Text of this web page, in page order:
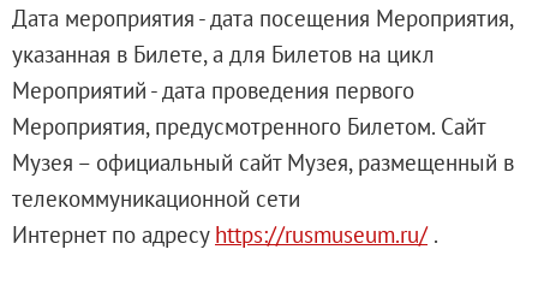
Абонементы
Доступный музей
Программы и мероприятия
Социально-культурные проекты
Для СМИ
О Музее
О музее
Дата мероприятия - дата посещения Мероприятия,
указанная в Билете, а для Билетов на цикл
Мероприятий - дата проведения первого
Мероприятия, предусмотренного Билетом. Сайт
Музея – официальный сайт Музея, размещенный в
телекоммуникационной сети
Интернет по адресу https://rusmuseum.ru/.